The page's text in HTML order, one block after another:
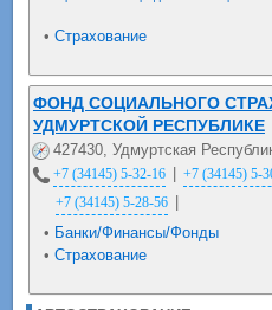
• Страхование
ФОНД СОЦИАЛЬНОГО
УДМУРТСКОЙ РЕСПУБЛИКЕ
427430, Удмуртская
+7 (34145) 5-32-16 +7 (34145) 5-
+7 (34145) 5-28-56
• Банки/Финансы/Фонды
• Страхование